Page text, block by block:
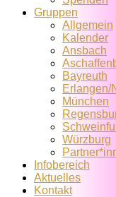
Gruppen
Allgemein
Kalender
Ansbach
Bayreuth
Erlangen/
München
Würzburg
Infobereich
Aktuelles
Kontakt